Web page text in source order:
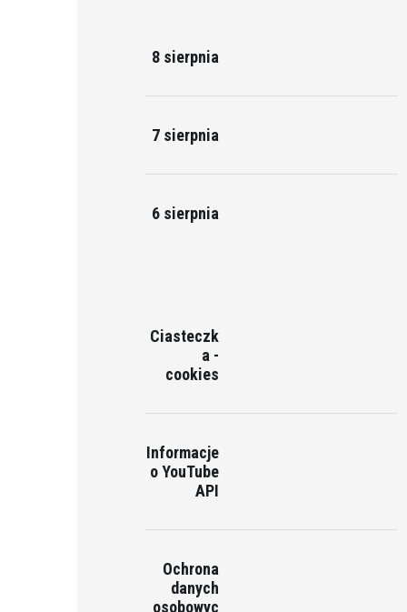
8 sierpnia
7 sierpnia
6 sierpnia
Ciasteczk
a -
cookies
Informacje
o YouTube
API
Ochrona
danych
osobowyc